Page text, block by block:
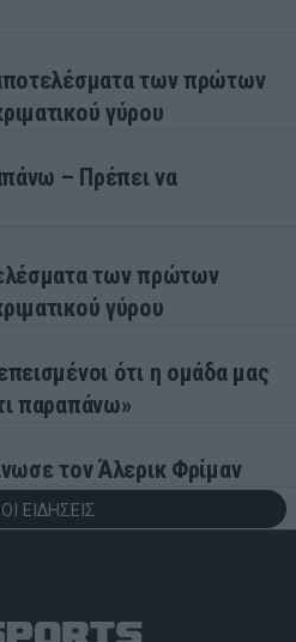
των πρώτων
γύρου
– Πρέπει να
των πρώτων
γύρου
ότι η ομάδα μας
παραπάνω»
τον Άλερικ Φρίμαν
ΕΙΔΗΣΕΙΣ